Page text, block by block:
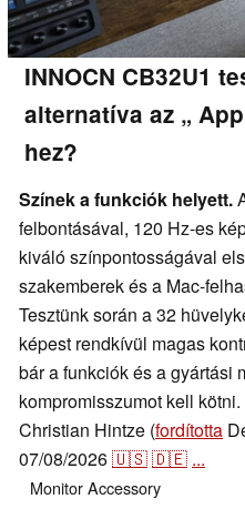
INNOCN CB32U1
alternatíva az „
hez?
Színek a funkciók helyett.
felbontásával, 120 Hz-es
kiváló színpontosságával
szakemberek és a Mac-
Tesztünk során a 32
képest rendkívül magas
bár a funkciók és a gyártási
kompromisszumot kell kötni.
Christian Hintze (fordította
07/08/2026🇺🇸🇩🇪 ...
MonitorAccessory